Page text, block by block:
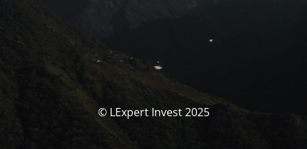
© LExpert Invest 2025